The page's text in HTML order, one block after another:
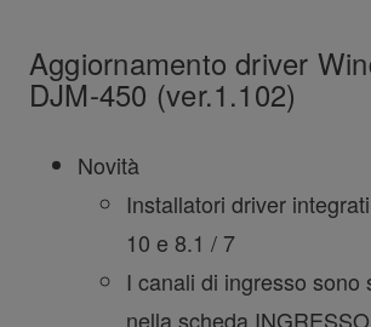
Aggiornamento driver
DJM-450 (ver.1.102)
Novità
Installatori driver
10 e 8.1 / 7
I canali di ingresso sono
nella scheda